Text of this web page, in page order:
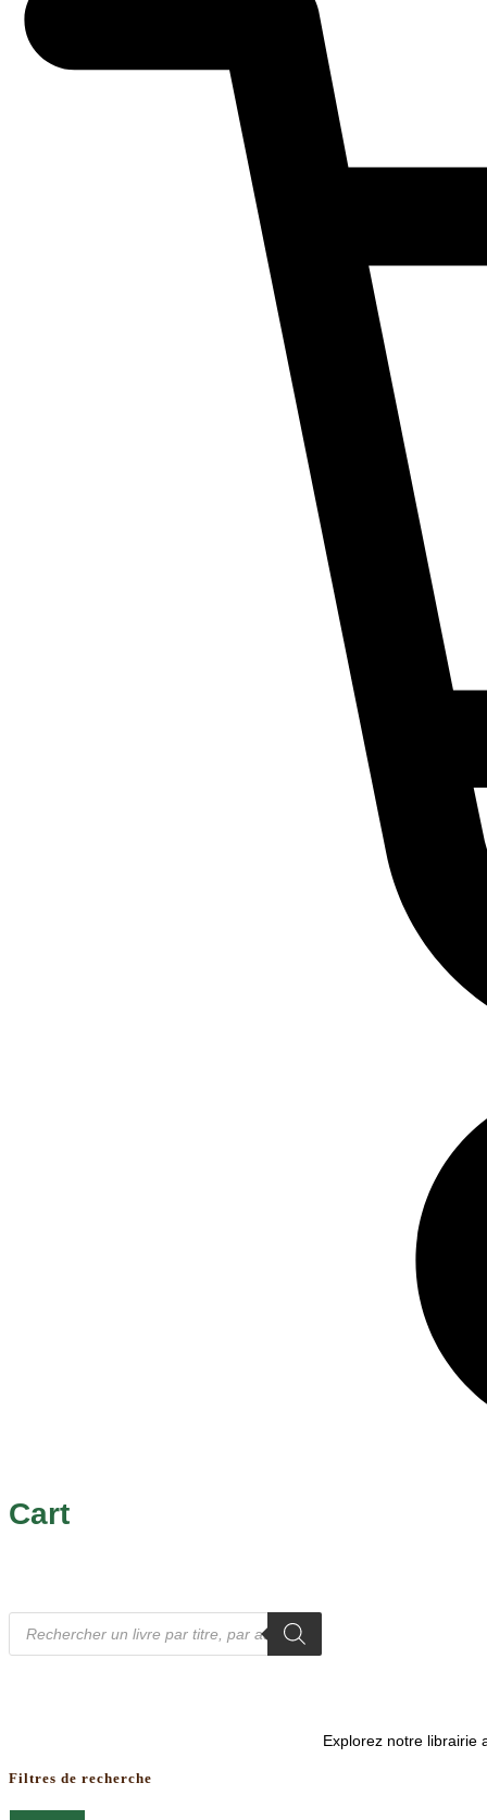
Cart
Recherche
Explorez notre librairie
Filtres de recherche